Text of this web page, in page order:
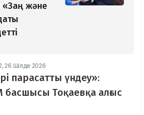
«Заң және
26 Шілде 2026
парасатты үндеу»:
басшысы Тоқаевқа алғыс